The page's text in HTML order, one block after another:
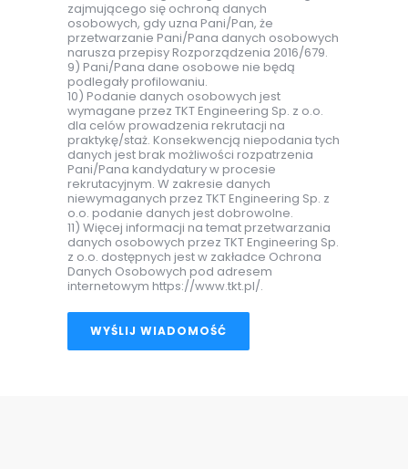
zajmującego się ochroną danych
osobowych, gdy uzna Pani/Pan, że
przetwarzanie Pani/Pana danych osobowych
narusza przepisy Rozporządzenia 2016/679.
9) Pani/Pana dane osobowe nie będą
podlegały profilowaniu.
10) Podanie danych osobowych jest
wymagane przez TKT Engineering Sp. z o.o.
dla celów prowadzenia rekrutacji na
praktykę/staż. Konsekwencją niepodania tych
danych jest brak możliwości rozpatrzenia
Pani/Pana kandydatury w procesie
rekrutacyjnym. W zakresie danych
niewymaganych przez TKT Engineering Sp. z
o.o. podanie danych jest dobrowolne.
11) Więcej informacji na temat przetwarzania
danych osobowych przez TKT Engineering Sp.
z o.o. dostępnych jest w zakładce Ochrona
Danych Osobowych pod adresem
internetowym https://www.tkt.pl/.
WYŚLIJ WIADOMOŚĆ